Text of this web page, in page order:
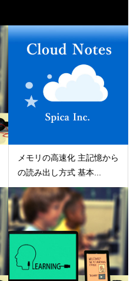
メモリの高速化 主記憶から
の読み出し方式 基本...